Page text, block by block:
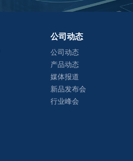
公司动态
公司动态
产品动态
媒体报道
新品发布会
行业峰会